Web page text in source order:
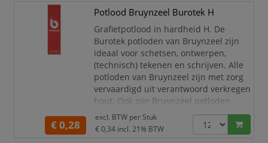
superstevige stift
schokbestendig, makkelijk te
slijpen en snel uit te gummen.
Dit driehoekige potlood is
gemaakt zonder hout, bestendig
tegen knauwende tanden en
gegar
Potlood Bruynzeel Burotek H
Grafietpotlood in hardheid H. De
Burotek potloden van Bruynzeel zijn
ideaal voor schetsen, ontwerpen,
(technisch) tekenen en schrijven. Alle
potloden van Bruynzeel zijn met zorg
vervaardigd uit verantwoord verkregen
hout. Ook zijn Bruynzeel potloden
dubbel gelijmd, zodat ze extra sterk
zijn en de kans dat de kleurkern breekt
– bijvoorbeeld als het potlood op de
€ 0,28
excl. BTW per Stuk
€ 0,34 incl. 21% BTW